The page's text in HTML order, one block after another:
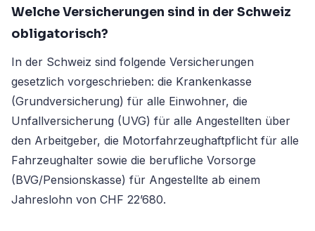
Welche Versicherungen sind in der Schweiz
obligatorisch?
In der Schweiz sind folgende Versicherungen
gesetzlich vorgeschrieben: die Krankenkasse
(Grundversicherung) für alle Einwohner, die
Unfallversicherung (UVG) für alle Angestellten über
den Arbeitgeber, die Motorfahrzeughaftpflicht für alle
Fahrzeughalter sowie die berufliche Vorsorge
(BVG/Pensionskasse) für Angestellte ab einem
Jahreslohn von CHF 22’680.